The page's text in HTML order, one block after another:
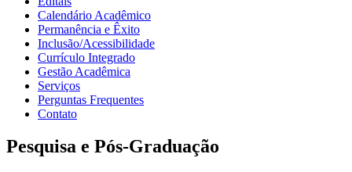
Calendário Acadêmico
Permanência e Êxito
Inclusão/Acessibilidade
Currículo Integrado
Gestão Acadêmica
Serviços
Perguntas Frequentes
Contato
Pesquisa e Pós-Graduação